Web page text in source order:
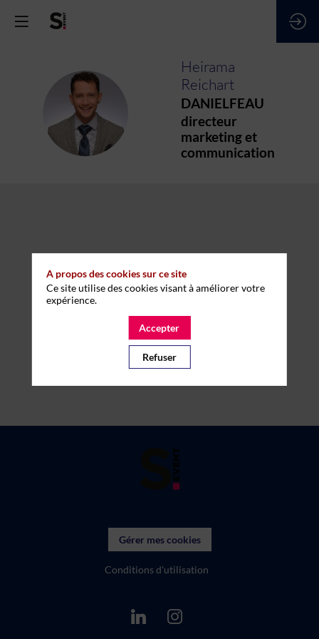
HR
Heirama
Reichart
DANIELFEAU
directeur
marketing et
communication
Gérer mes cookies
Conditions d'utilisation
A propos des cookies sur ce site
Ce site utilise des cookies visant à améliorer votre
expérience.
Accepter
Refuser